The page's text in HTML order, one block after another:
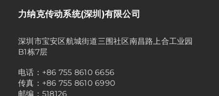
力纳克传动系统(深圳)有限公司
深圳市宝安区航城街道三围社区南昌路上合工业园
B1栋7层
电话：+86 755 8610 6656
传真：+86 755 8610 6990
邮编：518126